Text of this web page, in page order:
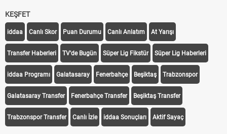
KEŞFET
iddaa Canlı Skor Puan Durumu Canlı Anlatım At Yarışı
Transfer Haberleri TV'de Bugün Süper Lig Fikstür Süper Lig Haberleri
iddaa Programı Galatasaray Fenerbahçe Beşiktaş Trabzonspor
Galatasaray Transfer Fenerbahçe Transfer Beşiktaş Transfer
Trabzonspor Transfer Canlı İzle iddaa Sonuçları Aktif Sayaç